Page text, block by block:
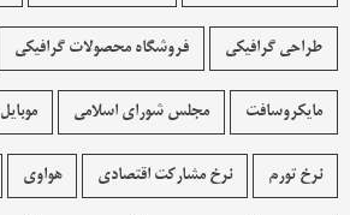
طراحی گرافیکی فروشگاه محصولات گرافيکی
مایکروسافت مجلس شورای اسلامی موبایل
نرخ تورم نرخ مشارکت اقتصادی هواوی